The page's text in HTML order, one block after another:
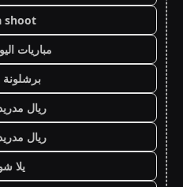
shoot
مباريات
برشلونة
ريال
ريال
يلا